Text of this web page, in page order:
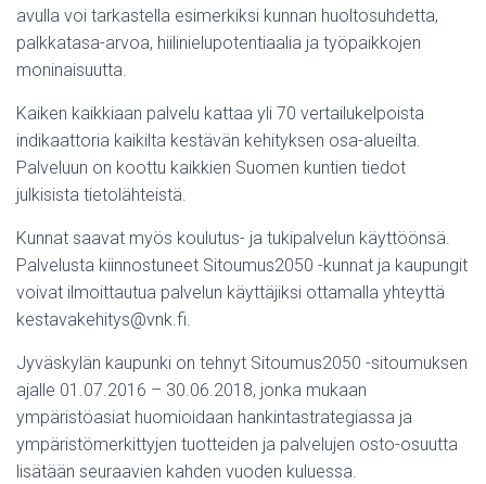
avulla voi tarkastella esimerkiksi kunnan huoltosuhdetta,
palkkatasa-arvoa, hiilinielupotentiaalia ja työpaikkojen
moninaisuutta.
Kaiken kaikkiaan palvelu kattaa yli 70 vertailukelpoista
indikaattoria kaikilta kestävän kehityksen osa-alueilta.
Palveluun on koottu kaikkien Suomen kuntien tiedot
julkisista tietolähteistä.
Kunnat saavat myös koulutus- ja tukipalvelun käyttöönsä.
Palvelusta kiinnostuneet Sitoumus2050 -kunnat ja kaupungit
voivat ilmoittautua palvelun käyttäjiksi ottamalla yhteyttä
kestavakehitys@vnk.fi.
Jyväskylän kaupunki on tehnyt Sitoumus2050 -sitoumuksen
ajalle 01.07.2016 – 30.06.2018, jonka mukaan
ympäristöasiat huomioidaan hankintastrategiassa ja
ympäristömerkittyjen tuotteiden ja palvelujen osto-osuutta
lisätään seuraavien kahden vuoden kuluessa.